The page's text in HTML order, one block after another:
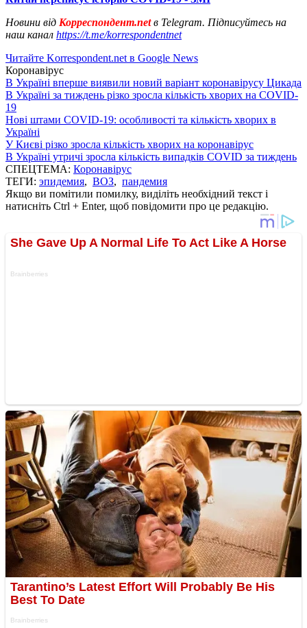
Новини від Корреспондент.netв Telegram. Підписуйтесь на
наш канал https://t.me/korrespondentnet
Читайте Korrespondent.net в Google News
Коронавірус
В Україні вперше виявили новий варіант коронавірусу Цикада
В Україні за тиждень різко зросла кількість хворих на COVID-
19
Нові штами COVID-19: особливості та кількість хворих в
Україні
У Києві різко зросла кількість хворих на коронавірус
В Україні утричі зросла кількість випадків COVID за тиждень
СПЕЦТЕМА: Коронавірус
ТЕГИ: эпидемия, ВОЗ, пандемия
Якщо ви помітили помилку, виділіть необхідний текст і
натисніть Ctrl + Enter, щоб повідомити про це редакцію.